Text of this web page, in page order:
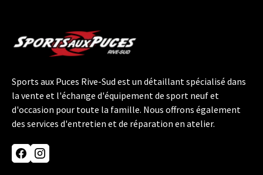
Sports aux Puces Rive-Sud est un détaillant spécialisé dans
la vente et l'échange d'équipement de sport neuf et
d'occasion pour toute la famille. Nous offrons également
des services d'entretien et de réparation en atelier.
FacebookInstagram